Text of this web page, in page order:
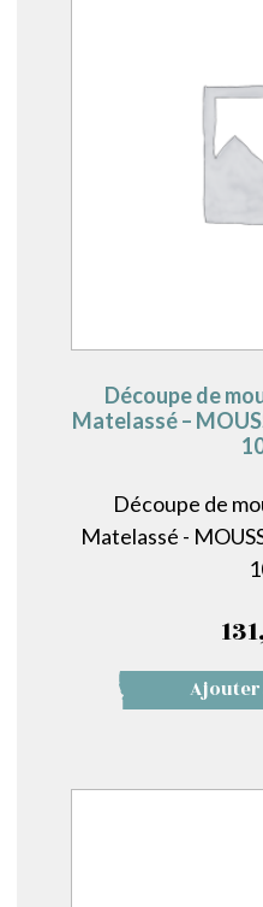
Découpe de
Matelassé –
Découpe de
Matelassé -
Ajouter